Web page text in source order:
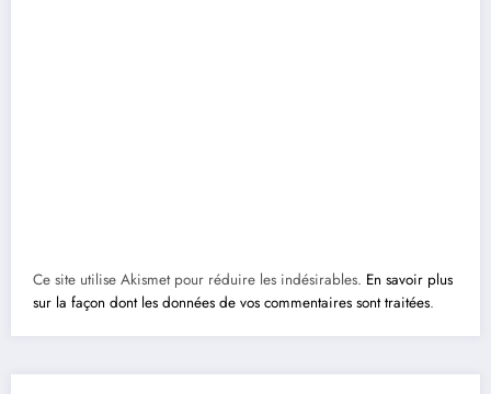
Ce site utilise Akismet pour réduire les indésirables. En savoir plus
sur la façon dont les données de vos commentaires sont traitées.